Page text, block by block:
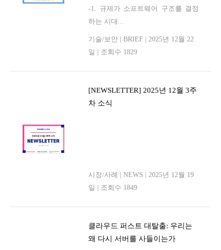
-1. 규제가 소프트웨어 구조를 결정
하는 시대...
기술/보안 BRIEF
2025년 12월 22
일
조회수 1829
[NEWSLETTER] 2025년 12월 3주
차 소식
시장/사례 NEWS
2025년 12월 19
일
조회수 1849
클라우드 퍼스트 대탈출: 우리는
왜 다시 서버를 사들이는가